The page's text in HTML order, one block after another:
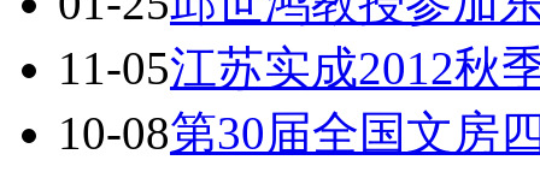
11-05江苏实成2012秋
10-08第30届全国文房